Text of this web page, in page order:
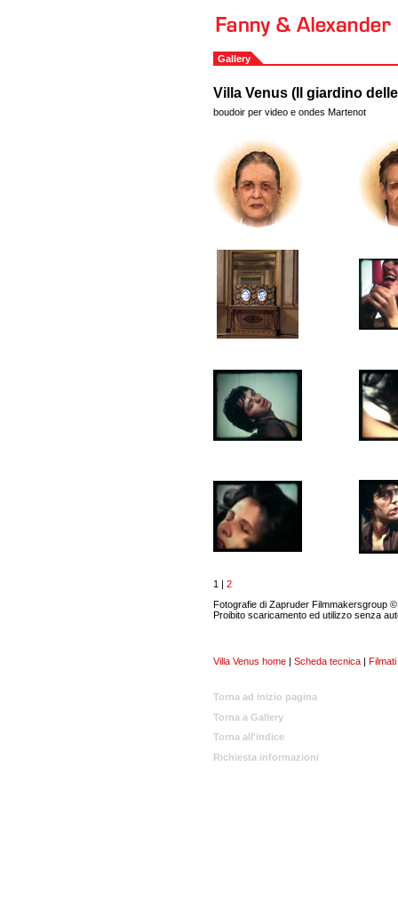
Gallery
Villa Venus (Il giardino
boudoir per video e ondes Martenot
1 | 2
Fotografie di Zapruder Filmmakersgroup
Proibito scaricamento ed utilizzo senza
Villa Venus home | Scheda tecnica | Filmati
Torna ad inizio pagina
Torna a Gallery
Torna all'indice
Richiesta informazioni